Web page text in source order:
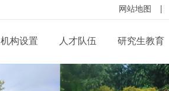
网站地图
机构设置 人才队伍
程系列
研究生教育
通知公告
党建动态 组织结构
信息公开规定